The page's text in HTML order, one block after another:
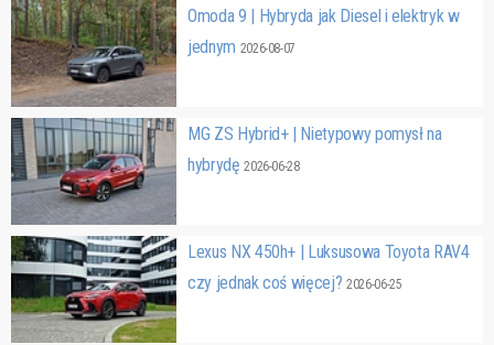
Omoda 9 | Hybryda jak Diesel i elektryk w
jednym 2026-08-07
MG ZS Hybrid+ | Nietypowy pomysł na
hybrydę2026-06-28
Lexus NX 450h+ | Luksusowa Toyota RAV4
czy jednak coś więcej? 2026-06-25